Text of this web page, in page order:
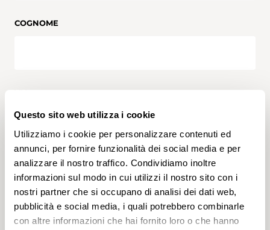
Questo sito web utilizza i cookie
Utilizziamo i cookie per personalizzare contenuti ed
annunci, per fornire funzionalità dei social media e per
analizzare il nostro traffico. Condividiamo inoltre
informazioni sul modo in cui utilizzi il nostro sito con i
nostri partner che si occupano di analisi dei dati web,
pubblicità e social media, i quali potrebbero combinarle
con altre informazioni che hai fornito loro o che hanno
COGNOME
NUMERO CIVICO
CODICE POSTALE